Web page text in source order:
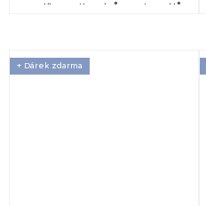
podílem vitamínů a minerálů.
+ Dárek zdarma